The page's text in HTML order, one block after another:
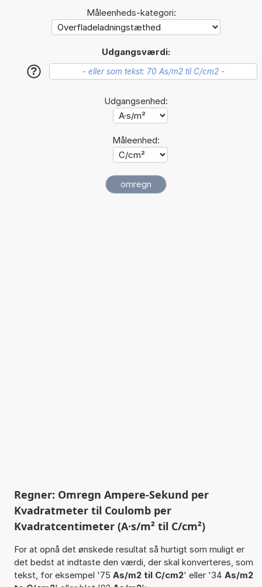
Måleenheds-kategori:
Udgangsværdi:
?
Udgangsenhed:
Måleenhed:
Regner: Omregn Ampere-Sekund per
Kvadratmeter til Coulomb per
Kvadratcentimeter (A·s/m² til C/cm²)
For at opnå det ønskede resultat så hurtigt som muligt er
det bedst at indtaste den værdi, der skal konverteres, som
tekst, for eksempel '75 As/m2 til C/cm2' eller '34 As/m2